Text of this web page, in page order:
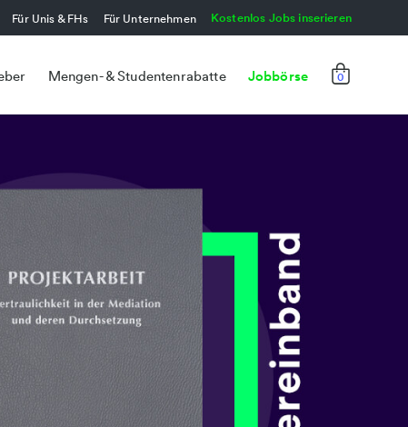
Für Unis & FHs Für Unternehmen Kostenlos Jobs inserieren
Mengen- & Studentenrabatte Jobbörse 0